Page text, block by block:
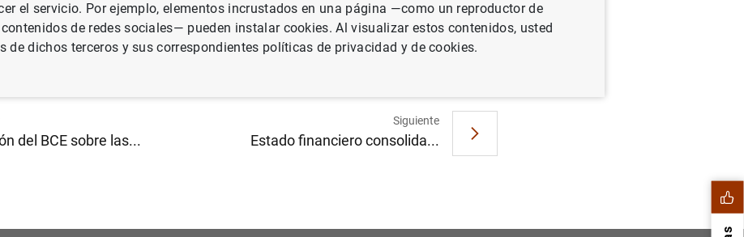
de política monetaria (39KB )
del BCE sobre las...
Siguiente
Estado financiero consolida...
el servicio. Por ejemplo, elementos incrustados en una página —como un reproductor de
de redes sociales— pueden instalar cookies. Al visualizar estos contenidos, usted
de dichos terceros y sus correspondientes políticas de privacidad y de cookies.